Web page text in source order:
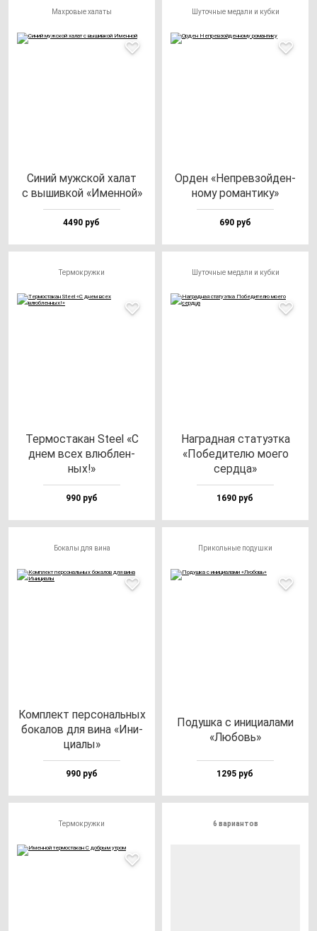
Махровые халаты
Синий муж­ской ха­лат
с вы­шив­кой «Имен­ной»
4490 руб
Шуточные медали и кубки
Орден «Неп­рев­зой­ден­
но­му ро­ман­ти­ку»
690 руб
Термокружки
Тер­мос­та­кан Ste­el «С
днем всех влюб­лен­
ных!»
990 руб
Шуточные медали и кубки
Наг­рад­ная ста­ту­эт­ка
«Побе­ди­те­лю мо­его
сер­дца»
1690 руб
Бокалы для вина
Ком­плект пер­со­наль­ных
бо­ка­лов для ви­на «Ини­
ци­алы»
990 руб
Прикольные подушки
Подуш­ка с ини­ци­ала­ми
«Любовь»
1295 руб
Термокружки 6 вариантов